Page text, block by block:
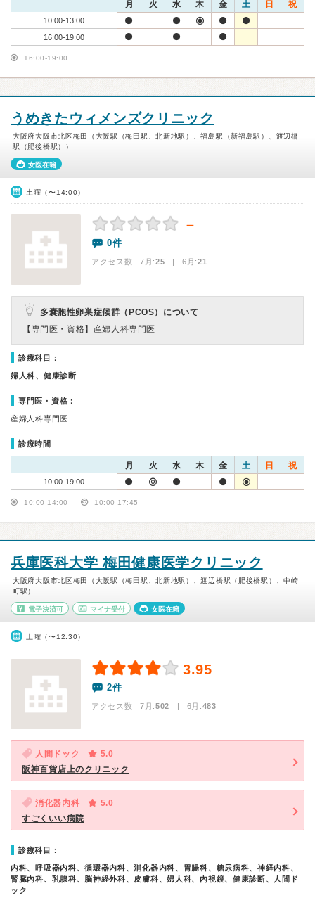
月 火 水 木 金 土 日 祝
10:00-13:00
16:00-19:00
16:00-19:00
うめきたウィメンズクリニック
大阪府大阪市北区梅田（大阪駅（梅田駅、北新地駅）、福島駅（新福島駅）、渡辺橋
駅（肥後橋駅））
女医在籍
土曜（〜14:00）
－
0件
アクセス数 7月:25 | 6月:21
多嚢胞性卵巣症候群（PCOS）について
【専門医・資格】 産婦人科専門医
診療科目：
婦人科、健康診断
専門医・資格：
産婦人科専門医
診療時間
月 火 水 木 金 土 日 祝
10:00-19:00
10:00-14:00 10:00-17:45
兵庫医科大学 梅田健康医学クリニック
大阪府大阪市北区梅田（大阪駅（梅田駅、北新地駅）、渡辺橋駅（肥後橋駅）、中崎
町駅）
電子決済可 マイナ受付 女医在籍
土曜（〜12:30）
3.95
2件
アクセス数 7月:502 | 6月:483
人間ドック
5.0
阪神百貨店上のクリニック
消化器内科
5.0
すごくいい病院
診療科目：
内科、呼吸器内科、循環器内科、消化器内科、胃腸科、糖尿病科、神経内科、
腎臓内科、乳腺科、脳神経外科、皮膚科、婦人科、内視鏡、健康診断、人間ド
ック